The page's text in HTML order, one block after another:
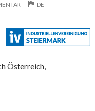
DE
Österreich,